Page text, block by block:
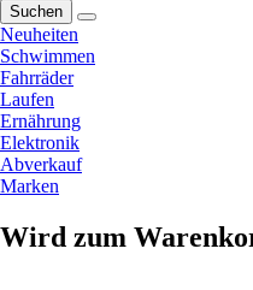
Suchen
Neuheiten
Schwimmen
Fahrräder
Laufen
Ernährung
Elektronik
Abverkauf
Marken
Wird zum